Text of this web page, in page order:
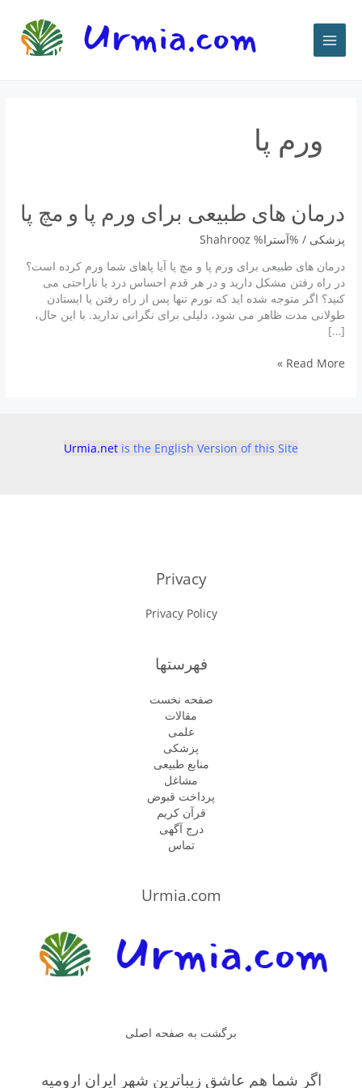
ورم پا
درمان های طبیعی برای ورم پا و مچ پا
پزشكى / %آسترا% Shahrooz
درمان های طبیعی برای ورم پا و مچ پا آیا پاهای شما ورم کرده است؟
در راه رفتن مشکل دارید و در هر قدم احساس درد یا ناراحتی می
کنید؟ اگر متوجه شده اید که تورم تنها پس از راه رفتن یا ایستادن
طولانی مدت ظاهر می شود، دلیلی برای نگرانی ندارید. با این حال،
[…]
درمان
Read More »
Urmia.net is the English Version of this Site
Privacy
Privacy Policy
فهرستها
صفحه نخست
مقالات
علمی
پزشكى
منابع طبیعی
مشاغل
پرداخت قبوض
قرآن کریم
درج آگهی
تماس
Urmia.com
برگشت به صفحه اصلی
اگر شما هم عاشق زیباترین شهر ایران ارومیه